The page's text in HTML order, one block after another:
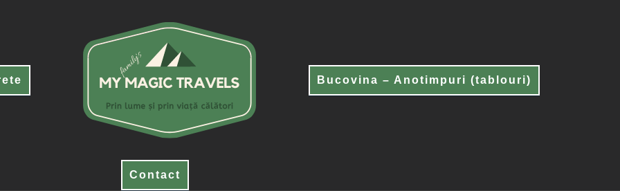
Bucovina – Anotimpuri (tablouri)
Contact